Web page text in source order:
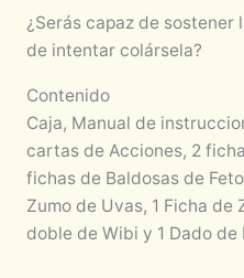
¿Serás capaz de
de intentar colársela?
Contenido
Caja, Manual de
cartas de Acciones, 2
fichas de Baldosas de
Zumo de Uvas, 1 Ficha de
doble de Wibi y 1 Dado de